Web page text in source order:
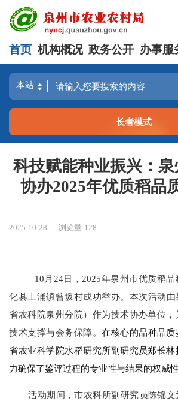
首页 机构概况 政务公开 办事服
长者模式
科技赋能种业振兴：
协办2025年优质稻品
2025-10-28 浏览量:128
10月24日，2025年泉州市优质稻
化县上涌镇曾坂村成功举办。 本次活动由
省农科院泉州分院）作为技术协办单位，
技术支撑与会务保障。在核心的品种品
省农业科学院水稻研究所副研究员郑长
力确保了鉴评过程的专业性与结果的权威性
活动期间，市农科所副研究员陈锦文